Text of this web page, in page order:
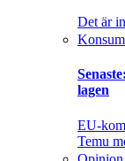
Det är
Senaste:
lagen
EU-
Temu